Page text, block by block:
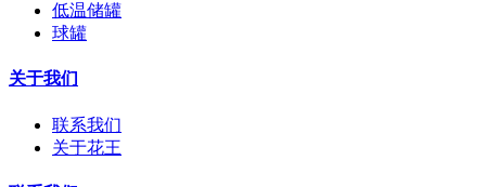
低温储罐
球罐
关于我们
联系我们
关于花王